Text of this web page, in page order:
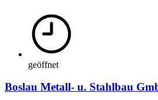
geöffnet
Boslau Metall- u. Stahlbau